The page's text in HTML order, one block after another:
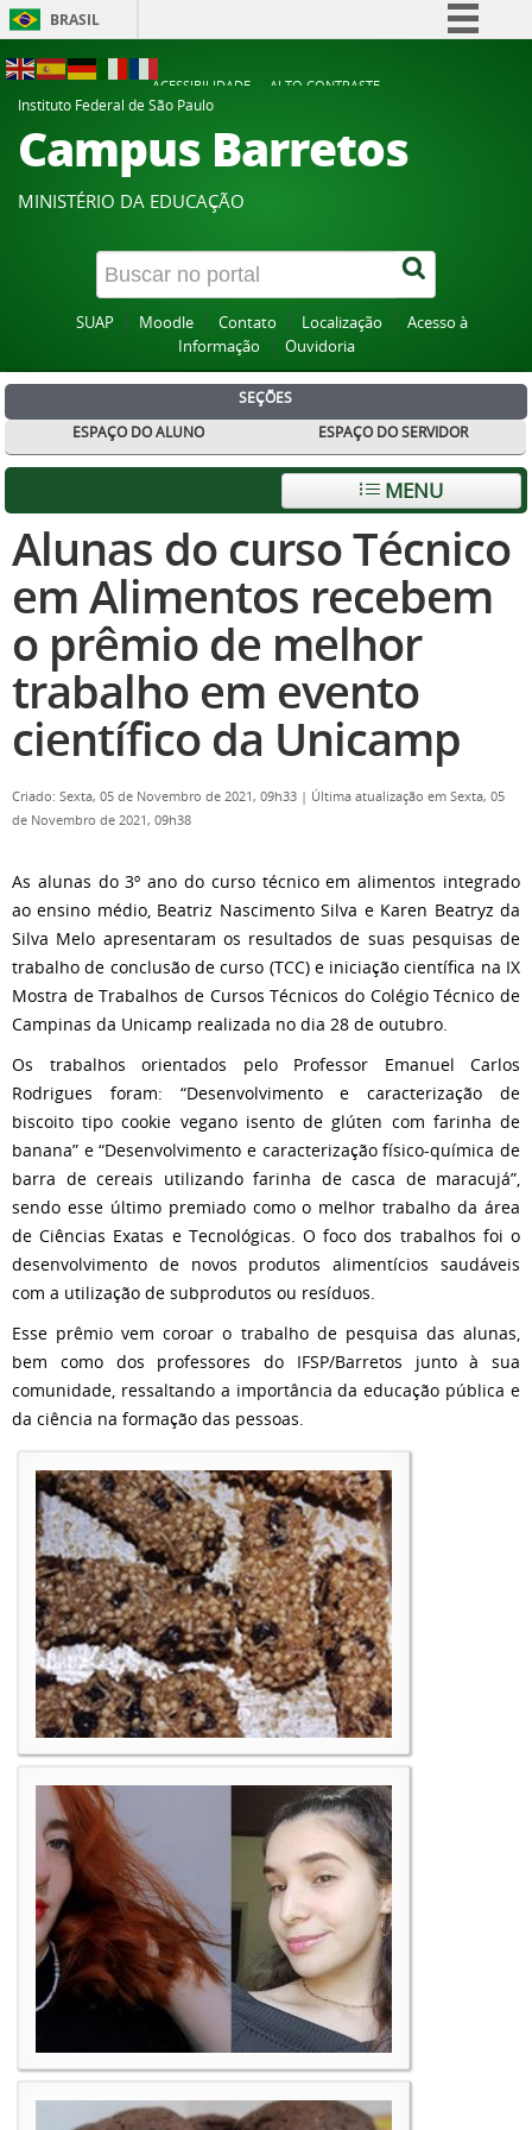
BRASIL
Participe
Acesso à informação
Canais
ACESSIBILIDADE
ALTO CONTRASTE
Instituto Federal de São Paulo
Campus Barretos
MINISTÉRIO DA EDUCAÇÃO
SUAP Moodle Contato Localização
Acesso à
Informação
Ouvidoria
SEÇÕES
ESPAÇO DO ALUNO
ESPAÇO DO SERVIDOR
MENU
Alunas do curso Técnico
em Alimentos recebem
o prêmio de melhor
trabalho em evento
científico da Unicamp
Criado: Sexta, 05 de Novembro de 2021, 09h33 | Última atualização em Sexta, 05
de Novembro de 2021, 09h38
As alunas do 3º ano do curso técnico em alimentos integrado
ao ensino médio, Beatriz Nascimento Silva e Karen Beatryz da
Silva Melo apresentaram os resultados de suas pesquisas de
trabalho de conclusão de curso (TCC) e iniciação científica na IX
Mostra de Trabalhos de Cursos Técnicos do Colégio Técnico de
Campinas da Unicamp realizada no dia 28 de outubro.
Os trabalhos orientados pelo Professor Emanuel Carlos
Rodrigues foram: “Desenvolvimento e caracterização de
biscoito tipo cookie vegano isento de glúten com farinha de
banana” e “Desenvolvimento e caracterização físico-química de
barra de cereais utilizando farinha de casca de maracujá”,
sendo esse último premiado como o melhor trabalho da área
de Ciências Exatas e Tecnológicas. O foco dos trabalhos foi o
desenvolvimento de novos produtos alimentícios saudáveis
com a utilização de subprodutos ou resíduos.
Esse prêmio vem coroar o trabalho de pesquisa das alunas,
bem como dos professores do IFSP/Barretos junto à sua
comunidade, ressaltando a importância da educação pública e
da ciência na formação das pessoas.